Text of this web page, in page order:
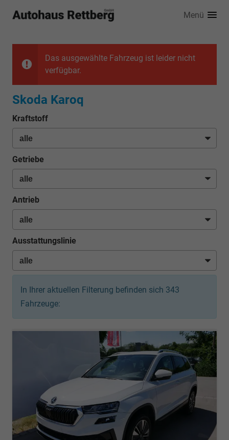
Menü
Das ausgewählte Fahrzeug ist leider nicht
verfügbar.
Skoda Karoq
Kraftstoff
Getriebe
Antrieb
Ausstattungslinie
In Ihrer aktuellen Filterung befinden sich 343
Fahrzeuge: